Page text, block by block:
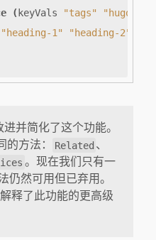
( keyVals "tags" "hugo"
"heading-1" "heading-2"
并简化了这个功能。
方法：
Related 、
。现在我们只有一
仍然可用但已弃用。
释了此功能的更高级